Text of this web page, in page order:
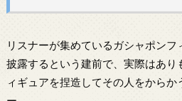
リスナーが集めているガシャポン
披露するという建前で、実際はあり
ィギュアを捏造してその人をから